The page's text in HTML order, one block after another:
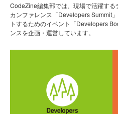
CodeZine編集部では、現場で活躍す
カンファレンス「Developers Summit
トするためのイベント「Developers
ンスを企画・運営しています。